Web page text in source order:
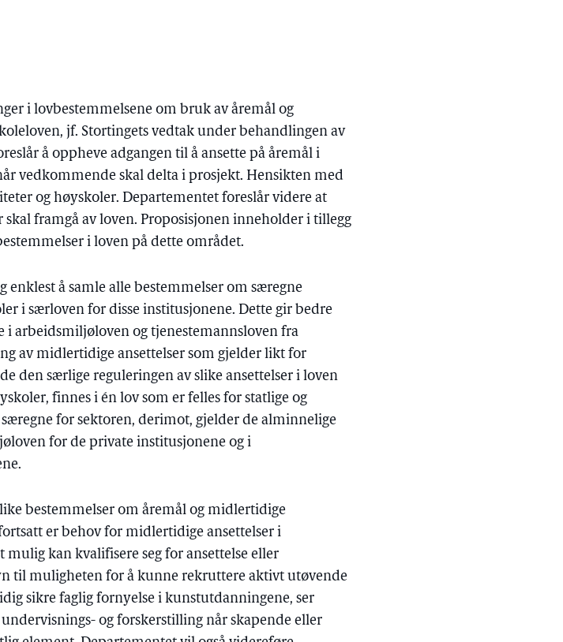
i lovbestemmelsene om bruk av åremål og
jf. Stortingets vedtak under behandlingen av
å oppheve adgangen til å ansette på åremål i
vedkommende skal delta i prosjekt. Hensikten med
og høyskoler. Departementet foreslår videre at
framgå av loven. Proposisjonen inneholder i tillegg
i loven på dette området.
å samle alle bestemmelser om særegne
i særloven for disse institusjonene. Dette gir bedre
arbeidsmiljøloven og tjenestemannsloven fra
av midlertidige ansettelser som gjelder likt for
den særlige reguleringen av slike ansettelser i loven
finnes i én lov som er felles for statlige og
for sektoren, derimot, gjelder de alminnelige
for de private institusjonene og i
bestemmelser om åremål og midlertidige
er behov for midlertidige ansettelser i
kan kvalifisere seg for ansettelse eller
til muligheten for å kunne rekruttere aktivt utøvende
sikre faglig fornyelse i kunstutdanningene, ser
og forskerstilling når skapende eller